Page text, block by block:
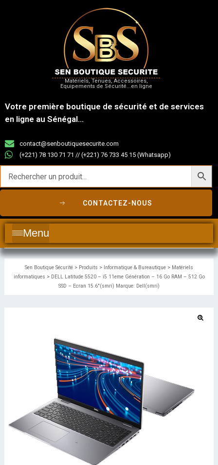
Matériels, Tenues, Accessoires,
Equipements de Sécurité...en ligne
Votre première boutique de sécurité et de services
en ligne au Sénégal...
contact@senboutiquesecurite.com
(+221) 78 130 71 71 // (+221) 76 733 45 15 (Whatsapp)
CONTACTEZ-NOUS
Menu
Sen Boutique Sécurité > Produits > Informatique & Bureautique > Matériels
informatiques > DELL Latitude 5520 – i5 11eme Génération – 16 Go RAM – 512 Go
SSD – Ecran 15.6″(smri) Marque: Dell(smri)